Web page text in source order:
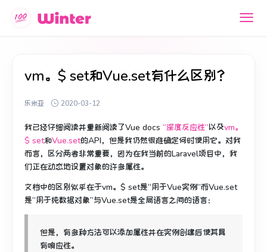
vm。$ set和Vue.set有什么区别？
乐米亚 2020-03-12
我已经仔细阅读并重新阅读了Vue docs “深度反应性”以及vm。
$ set和Vue.set的API， 但是我仍然很难确定何时使用它。 对我
而言，区分两者非常重要，因为在我当前的Laravel项目中，我
们正在动态地设置对象的许多属性。
文档中的区别似乎在于vm。$ set是“用于Vue实例”而Vue.set
是“用于纯数据对象”与Vue.set是全局语言之间的语言：
但是，有多种方法可以添加属性并在实例创建后使其具
有响应性。